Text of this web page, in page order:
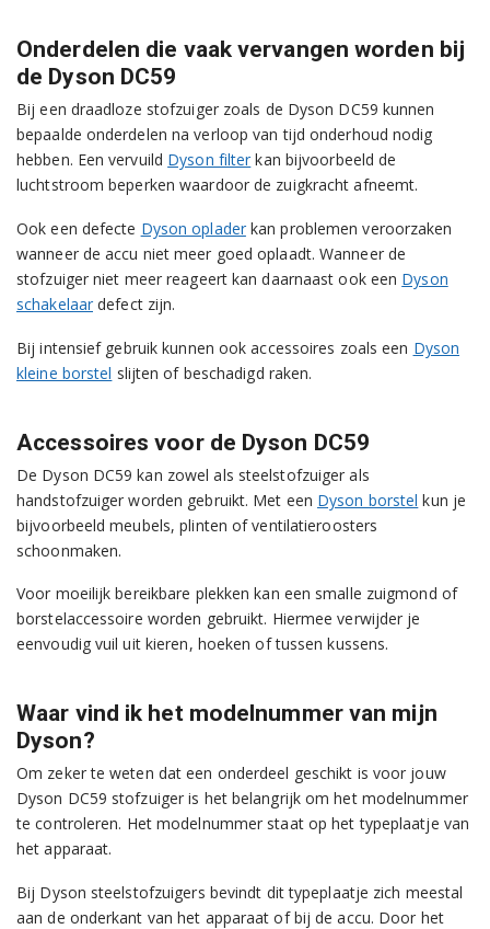
Onderdelen die vaak vervangen worden bij
de Dyson DC59
Bij een draadloze stofzuiger zoals de Dyson DC59 kunnen
bepaalde onderdelen na verloop van tijd onderhoud nodig
hebben. Een vervuild Dyson filter kan bijvoorbeeld de
luchtstroom beperken waardoor de zuigkracht afneemt.
Ook een defecte Dyson opladerkan problemen veroorzaken
wanneer de accu niet meer goed oplaadt. Wanneer de
stofzuiger niet meer reageert kan daarnaast ook een Dyson
schakelaar defect zijn.
Bij intensief gebruik kunnen ook accessoires zoals een Dyson
kleine borstel slijten of beschadigd raken.
Accessoires voor de Dyson DC59
De Dyson DC59 kan zowel als steelstofzuiger als
handstofzuiger worden gebruikt. Met een Dyson borstel kun je
bijvoorbeeld meubels, plinten of ventilatieroosters
schoonmaken.
Voor moeilijk bereikbare plekken kan een smalle zuigmond of
borstelaccessoire worden gebruikt. Hiermee verwijder je
eenvoudig vuil uit kieren, hoeken of tussen kussens.
Waar vind ik het modelnummer van mijn
Dyson?
Om zeker te weten dat een onderdeel geschikt is voor jouw
Dyson DC59 stofzuiger is het belangrijk om het modelnummer
te controleren. Het modelnummer staat op het typeplaatje van
het apparaat.
Bij Dyson steelstofzuigers bevindt dit typeplaatje zich meestal
aan de onderkant van het apparaat of bij de accu. Door het